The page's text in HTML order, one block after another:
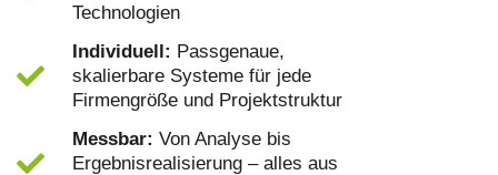
Technologien
Individuell: Passgenaue,
skalierbare Systeme für jede
Firmengröße und Projektstruktur
Messbar: Von Analyse bis
Ergebnisrealisierung – alles aus